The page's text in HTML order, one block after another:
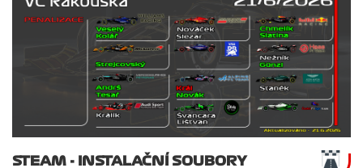
STEAM - INSTALAČNÍ SOUBORY